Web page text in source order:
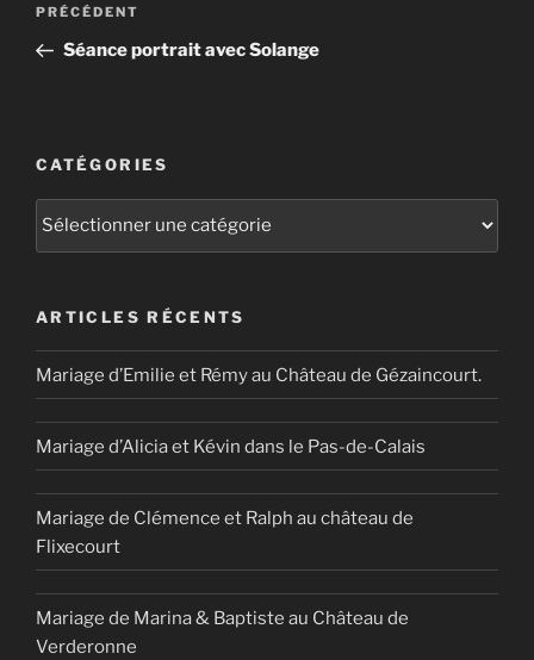
l’article
Article
précédent
PRÉCÉDENT
Séance portrait avec Solange
CATÉGORIES
Catégories
ARTICLES RÉCENTS
Mariage d’Emilie et Rémy au Château de Gézaincourt.
Mariage d’Alicia et Kévin dans le Pas-de-Calais
Mariage de Clémence et Ralph au château de
Flixecourt
Mariage de Marina & Baptiste au Château de
Verderonne